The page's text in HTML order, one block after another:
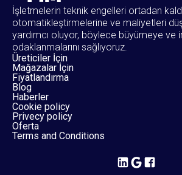
İşletmelerin teknik engelleri ortadan
otomatikleştirmelerine ve maliyetleri
yardımcı oluyor, böylece büyümeye ve
odaklanmalarını sağlıyoruz.
Üreticiler İçin
Mağazalar İçin
Fiyatlandırma
Blog
Haberler
Cookie policy
Privecy policy
Oferta
Terms and Conditions